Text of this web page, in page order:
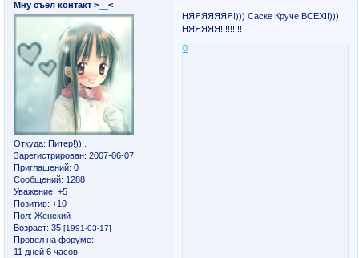
Мну съел контакт >__<
Откуда: Питер!))..
Зарегистрирован: 2007-06-07
Приглашений: 0
Сообщений: 1288
Уважение: +5
Позитив: +10
Пол: Женский
Возраст: 35 [1991-03-17]
Провел на форуме:
11 дней 6 часов
НЯЯЯЯЯЯЯ!))) Саске Круче ВСЕХ!!)))
НЯЯЯЯЯ!!!!!!!!!
0